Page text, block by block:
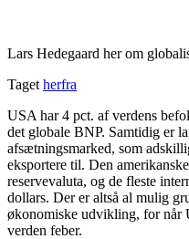
Lars Hedegaard her om
Taget herfra
USA har 4 pct. af verdens
det globale BNP. Samtidig er
afsætningsmarked, som
eksportere til. Den
reservevaluta, og de fleste
dollars. Der er altså al mulig
økonomiske udvikling, for når
verden feber.